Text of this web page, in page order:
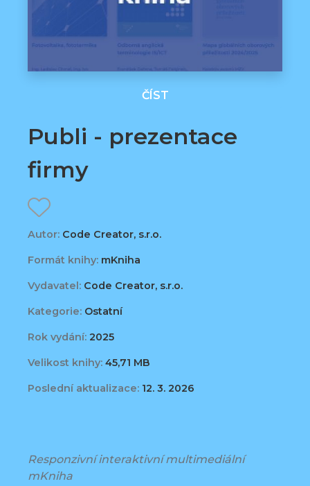
ČÍST
Publi - prezentace
firmy
Autor: Code Creator, s.r.o.
Formát knihy: mKniha
Vydavatel: Code Creator, s.r.o.
Kategorie: Ostatní
Rok vydání: 2025
Velikost knihy: 45,71 MB
Poslední aktualizace: 12. 3. 2026
Responzivní interaktivní multimediální
mKniha